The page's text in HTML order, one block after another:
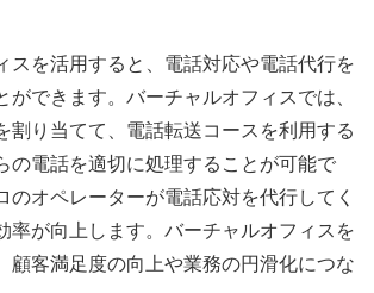
スを活用すると、電話対応や電話代行を
ができます。バーチャルオフィスでは、
割り当てて、電話転送コースを利用する
の電話を適切に処理することが可能で
のオペレーターが電話応対を代行してく
率が向上します。バーチャルオフィスを
顧客満足度の向上や業務の円滑化につな